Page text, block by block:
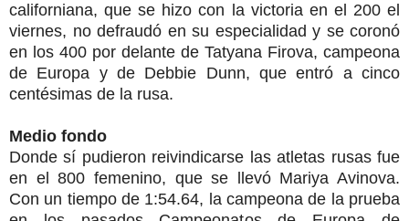
californiana, que se hizo con la victoria en el 200 el
viernes, no defraudó en su especialidad y se coronó
en los 400 por delante de Tatyana Firova, campeona
de Europa y de Debbie Dunn, que entró a cinco
centésimas de la rusa.
Medio fondo
Donde sí pudieron reivindicarse las atletas rusas fue
en el 800 femenino, que se llevó Mariya Avinova.
Con un tiempo de 1:54.64, la campeona de la prueba